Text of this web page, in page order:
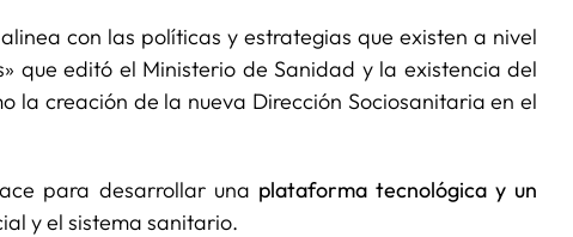
con las políticas y estrategias que existen a nivel
que editó el Ministerio de Sanidad y la existencia del
la creación de la nueva Dirección Sociosanitaria en el
para desarrollar una plataforma tecnológica y un
y el sistema sanitario.